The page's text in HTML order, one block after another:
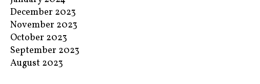
December 2023
November 2023
October 2023
September 2023
August 2023